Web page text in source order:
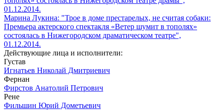
01.12.2014.
Марина Лукина: "Трое в доме престарелых, не считая собаки:
Премьера актерского спектакля «Ветер шумит в тополях»
состоялась в Нижегородском драматическом театре",
01.12.2014.
Действующие лица и исполнители:
Густав
Игнатьев Николай Дмитриевич
Фернан
Фирстов Анатолий Петрович
Рене
Фильшин Юрий Дометьевич